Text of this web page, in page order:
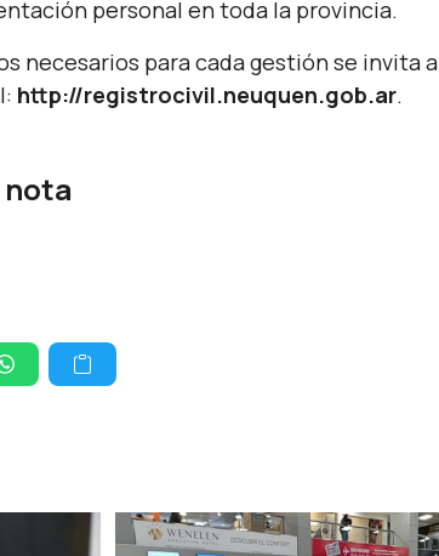
personal en toda la provincia.
necesarios para cada gestión se invita a
http://registrocivil.neuquen.gob.ar.
nota